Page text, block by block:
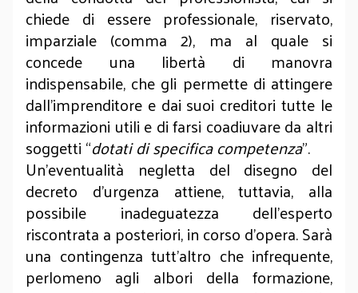
chiede di essere professionale, riservato,
imparziale (comma 2), ma al quale si
concede una libertà di manovra
indispensabile, che gli permette di attingere
dall’imprenditore e dai suoi creditori tutte le
informazioni utili e di farsi coadiuvare da altri
soggetti “dotati di specifica competenza”.
Un’eventualità negletta del disegno del
decreto d’urgenza attiene, tuttavia, alla
possibile inadeguatezza dell’esperto
riscontrata a posteriori, in corso d’opera. Sarà
una contingenza tutt’altro che infrequente,
perlomeno agli albori della formazione,